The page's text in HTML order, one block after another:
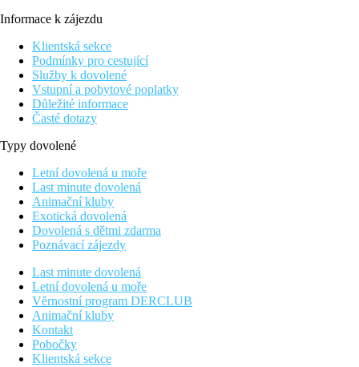
Informace k zájezdu
Klientská sekce
Podmínky pro cestující
Služby k dovolené
Vstupní a pobytové poplatky
Důležité informace
Časté dotazy
Typy dovolené
Letní dovolená u moře
Last minute dovolená
Animační kluby
Exotická dovolená
Dovolená s dětmi zdarma
Poznávací zájezdy
Last minute dovolená
Letní dovolená u moře
Věrnostní program DERCLUB
Animační kluby
Kontakt
Pobočky
Klientská sekce